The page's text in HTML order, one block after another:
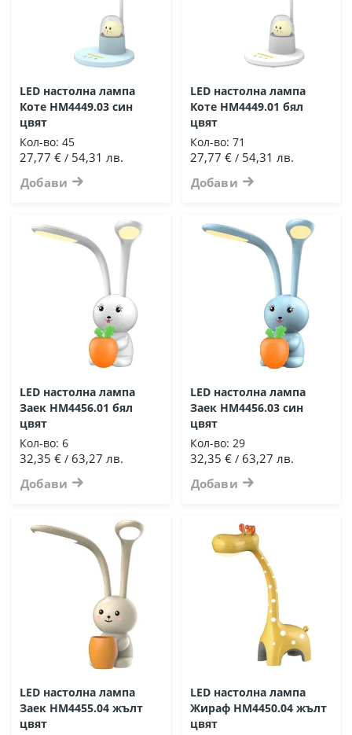
LED настолна лампа
Коте HM4449.03 син
цвят
Кол-во: 45
27,77 € / 54,31 лв.
Добави
LED настолна лампа
Коте HM4449.01 бял
цвят
Кол-во: 71
27,77 €/ 54,31 лв.
Добави
LED настолна лампа
Заек HM4456.01 бял
цвят
Кол-во: 6
32,35 € / 63,27 лв.
Добави
LED настолна лампа
Заек HM4456.03 син
цвят
Кол-во: 29
32,35 €/ 63,27 лв.
Добави
LED настолна лампа
Заек HM4455.04 жълт
цвят
LED настолна лампа
Жираф HM4450.04 жълт
цвят